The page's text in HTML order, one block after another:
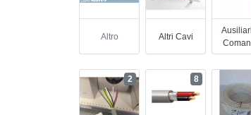
Altro Altri Cavi
2 8